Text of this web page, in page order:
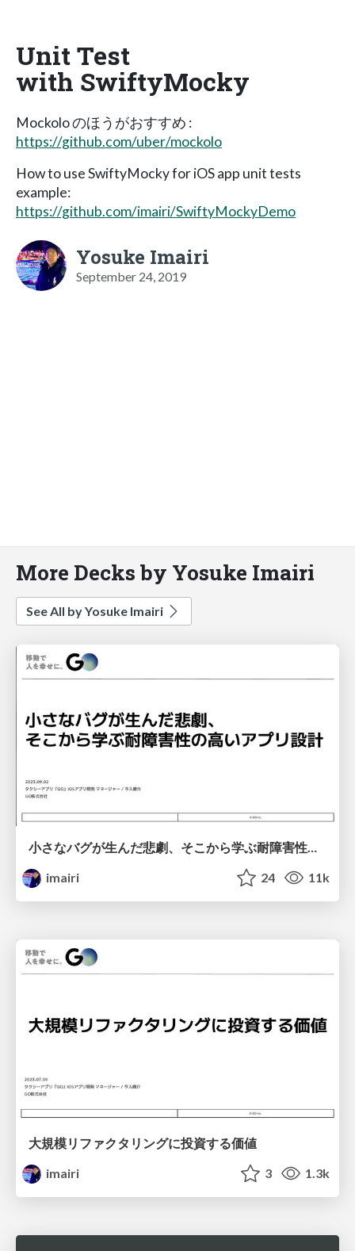
Unit Test
with SwiftyMocky
Mockolo のほうがおすすめ :
https://github.com/uber/mockolo
How to use SwiftyMocky for iOS app unit tests
example:
https://github.com/imairi/SwiftyMockyDemo
Yosuke Imairi
September 24, 2019
More Decks by Yosuke Imairi
See All by Yosuke Imairi
小さなバグが生んだ悲劇、そこから学ぶ耐障害性の高いアプリ設計
imairi
24 11k
大規模リファクタリングに投資する価値
imairi
3 1.3k